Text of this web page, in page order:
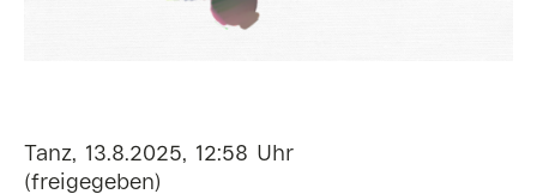
Tanz, 13.8.2025, 12:58 Uhr
(freigegeben)